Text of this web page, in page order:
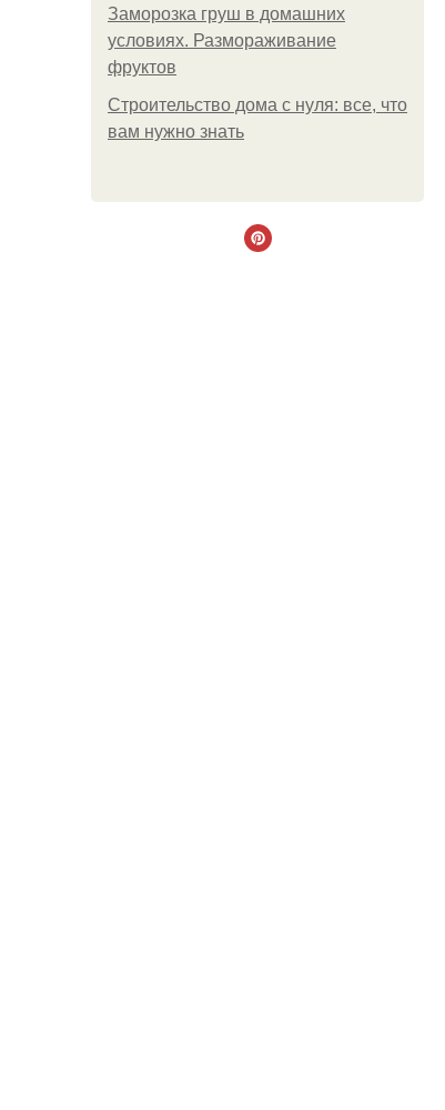
Заморозка груш в домашних
условиях. Размораживание
фруктов
Строительство дома с нуля: все, что
вам нужно знать